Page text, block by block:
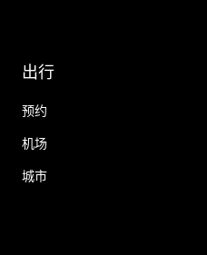
出行
预约
机场
城市